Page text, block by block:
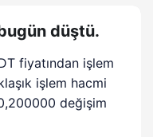
düştü.
fiyatından işlem
işlem hacmi
değişim